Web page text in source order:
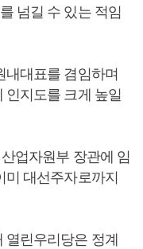
넘길 수 있는 적임
내대표를 겸임하며
인지도를 크게 높일
업자원부 장관에 임
대선주자로까지
린우리당은 정계